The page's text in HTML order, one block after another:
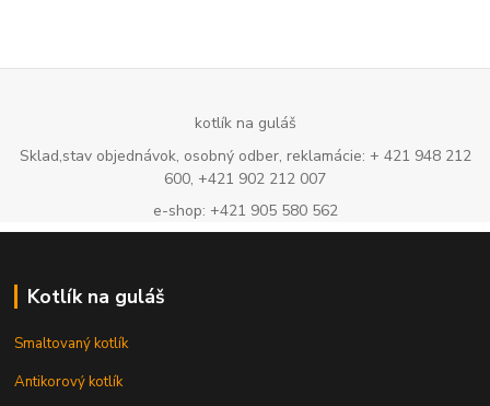
kotlík na guláš
Sklad,stav objednávok, osobný odber, reklamácie: + 421 948 212
600, +421 902 212 007
e-shop: +421 905 580 562
Kotlík na guláš
Smaltovaný kotlík
Antikorový kotlík